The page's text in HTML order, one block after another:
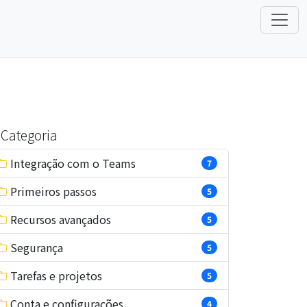
Categoria
Integração com o Teams 7
Primeiros passos 5
Recursos avançados 5
Segurança 5
Tarefas e projetos 5
Conta e configurações 4